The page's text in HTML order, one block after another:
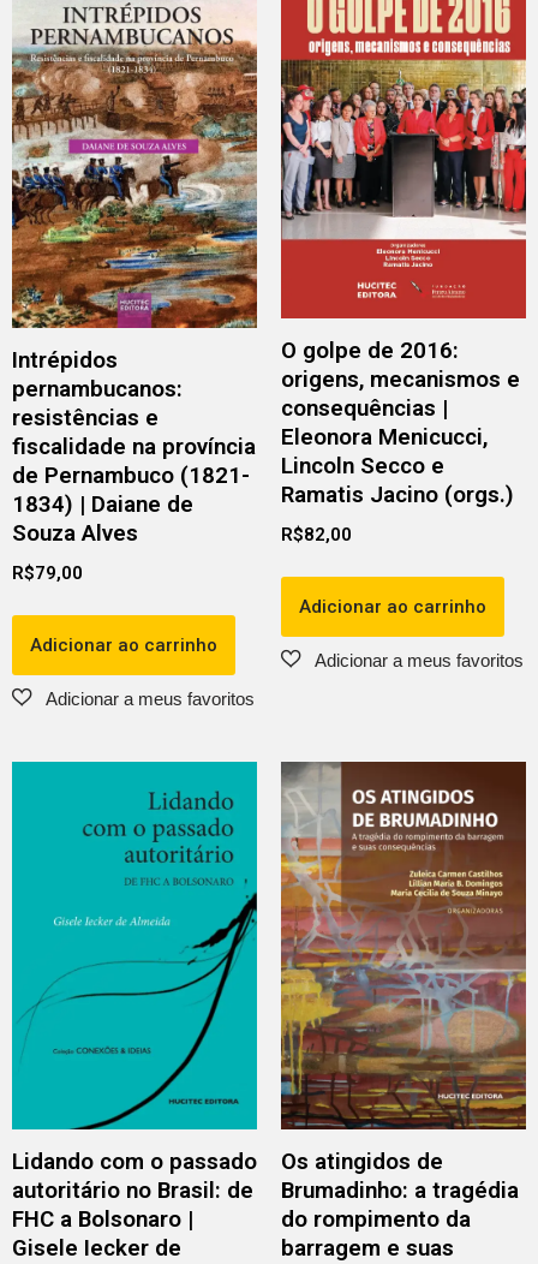
Intrépidos
pernambucanos:
resistências e
fiscalidade na província
de Pernambuco (1821-
1834) | Daiane de
Souza Alves
R$79,00
Adicionar ao carrinho
O golpe de 2016:
origens, mecanismos e
consequências |
Eleonora Menicucci,
Lincoln Secco e
Ramatis Jacino (orgs.)
R$82,00
Adicionar ao carrinho
Lidando com o passado
autoritário no Brasil: de
FHC a Bolsonaro |
Gisele Iecker de
Os atingidos de
Brumadinho: a tragédia
do rompimento da
barragem e suas